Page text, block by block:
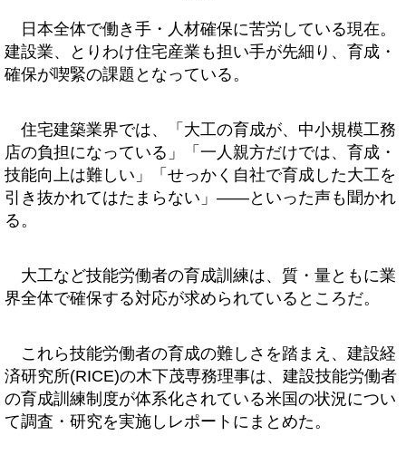
日本全体で働き手・人材確保に苦労している現在。
建設業、とりわけ住宅産業も担い手が先細り、育成・
確保が喫緊の課題となっている。
住宅建築業界では、「大工の育成が、中小規模工務
店の負担になっている」「一人親方だけでは、育成・
技能向上は難しい」「せっかく自社で育成した大工を
引き抜かれてはたまらない」――といった声も聞かれ
る。
大工など技能労働者の育成訓練は、質・量ともに業
界全体で確保する対応が求められているところだ。
これら技能労働者の育成の難しさを踏まえ、建設経
済研究所(RICE)の木下茂専務理事は、建設技能労働者
の育成訓練制度が体系化されている米国の状況につい
て調査・研究を実施しレポートにまとめた。